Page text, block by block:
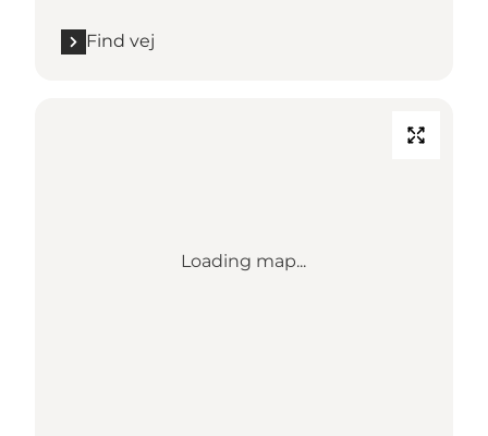
Find vej
Loading map...